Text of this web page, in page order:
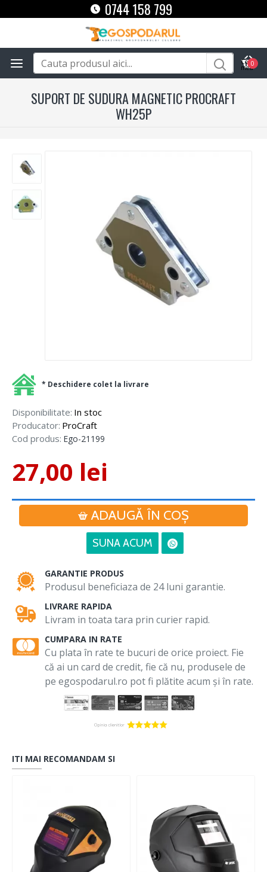
0744 158 799
0
SUPORT DE SUDURA MAGNETIC PROCRAFT
WH25P
Disponibilitate: In stoc
Producator: ProCraft
Cod produs: Ego-21199
27,00 lei
ADAUGĂ ÎN COŞ
SUNA ACUM
* Deschidere colet la livrare
GARANTIE PRODUS
Produsul beneficiaza de 24 luni garantie.
LIVRARE RAPIDA
Livram in toata tara prin curier rapid.
CUMPARA IN RATE
Cu plata în rate te bucuri de orice proiect. Fie
că ai un card de credit, fie că nu, produsele de
pe egospodarul.ro pot fi plătite acum și în rate.
ITI MAI RECOMANDAM SI